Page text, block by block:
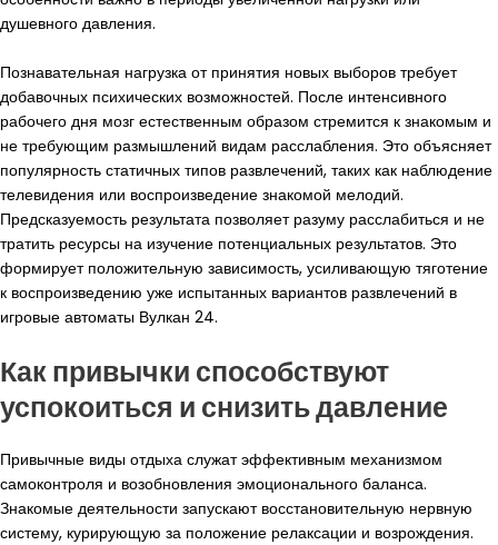
душевного давления.
Познавательная нагрузка от принятия новых выборов требует
добавочных психических возможностей. После интенсивного
рабочего дня мозг естественным образом стремится к знакомым и
не требующим размышлений видам расслабления. Это объясняет
популярность статичных типов развлечений, таких как наблюдение
телевидения или воспроизведение знакомой мелодий.
Предсказуемость результата позволяет разуму расслабиться и не
тратить ресурсы на изучение потенциальных результатов. Это
формирует положительную зависимость, усиливающую тяготение
к воспроизведению уже испытанных вариантов развлечений в
игровые автоматы Вулкан 24.
Как привычки способствуют
успокоиться и снизить давление
Привычные виды отдыха служат эффективным механизмом
самоконтроля и возобновления эмоционального баланса.
Знакомые деятельности запускают восстановительную нервную
систему, курирующую за положение релаксации и возрождения.